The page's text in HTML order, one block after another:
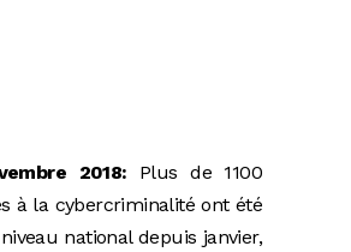
2018: Plus de 1100
à la cybercriminalité ont été
national depuis janvier,